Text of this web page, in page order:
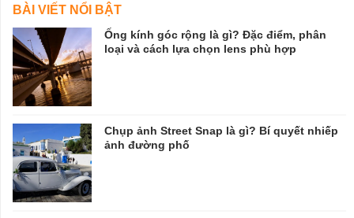
BÀI VIẾT NỔI BẬT
Ống kính góc rộng là gì? Đặc điểm, phân
loại và cách lựa chọn lens phù hợp
Chụp ảnh Street Snap là gì? Bí quyết nhiếp
ảnh đường phố